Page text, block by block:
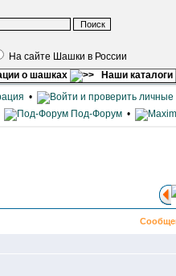
На сайте Шашки в России
о шашках Наши каталоги
•
Под-Форум •